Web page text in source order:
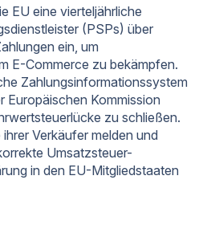
EU eine vierteljährliche
(PSPs) über
ein, um
E-Commerce zu bekämpfen.
Zahlungsinformationssystem
Europäischen Kommission
zu schließen.
Verkäufer melden und
Umsatzsteuer-
in den EU-Mitgliedstaaten